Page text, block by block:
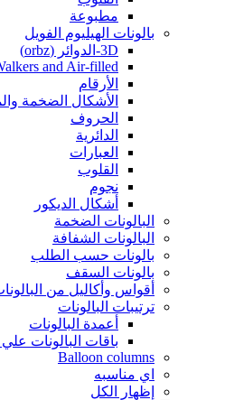
مطبوعة
بالونات الهيليوم الفويل
3D-الدوائر (orbz)
and Air-filled
الأرقام
الأشكال الضخمة
الحروف
الدائرية
العبارات
القلوب
نجوم
أشكال الديكور
البالونات الضخمة
البالونات الشفافة
بالونات حسب الطلب
بالونات السقف
أقواس وأكاليل من
ترتيبات البالونات
أعمدة البالونات
باقات البالونات
Balloon columns
اي مناسبه
إظهار الكل